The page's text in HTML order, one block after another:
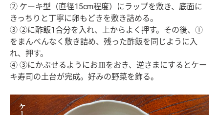
② ケーキ型（直径15cm程度）にラップを敷き、底面に
きっちりと丁寧に卵もどきを敷き詰める。
③ ②に酢飯1合分を入れ、上からよく押す。その後、①
をまんべんなく敷き詰め、残った酢飯を同じように入
れ、押す。
④ ③にかぶせるようにお皿をおき、逆さまにするとケー
キ寿司の土台が完成。好みの野菜を飾る。